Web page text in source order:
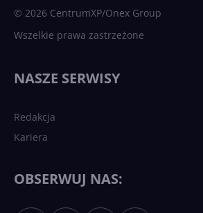
© 2026 CentrumXP/Onex Group
Wszelkie prawa zastrzeżone
NASZE SERWISY
Redakcja
Kariera
OBSERWUJ NAS: